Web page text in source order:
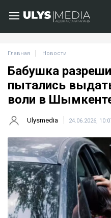
Главная Новости
Бабушка
пытались
воли в
Ulysmedia 24.06.2026,